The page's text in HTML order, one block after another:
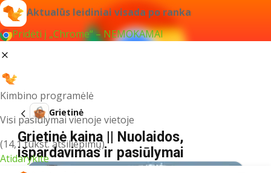
Aktualūs leidiniai visada po ranka
Pridėti į „Chrome“ – NEMOKAMAI
Kimbino programėlė
Visi pasiūlymai vienoje vietoje
(14,1 tūkst. atsiliepimų)
Atidarykite
Grietinė
Grietinė kaina || Nuolaidos,
išpardavimas ir pasiūlymai